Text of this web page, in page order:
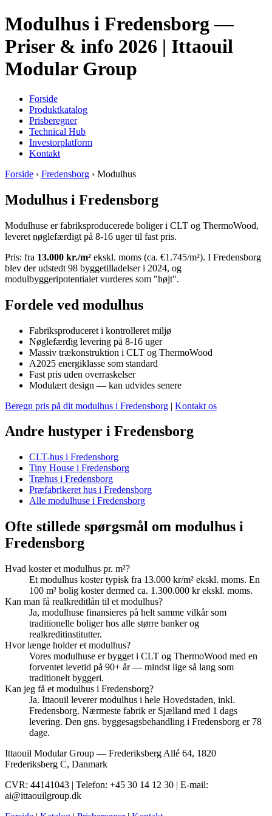
Modulhus i Fredensborg —
Priser & info 2026 | Ittaouil
Modular Group
Forside
Produktkatalog
Prisberegner
Technical Hub
Investorplatform
Kontakt
Forside › Fredensborg › Modulhus
Modulhus i Fredensborg
Modulhuse er fabriksproducerede boliger i CLT og ThermoWood,
leveret nøglefærdigt på 8-16 uger til fast pris.
Pris: fra 13.000 kr./m² ekskl. moms (ca. €1.745/m²). I Fredensborg
blev der udstedt 98 byggetilladelser i 2024, og
modulbyggeripotentialet vurderes som "højt".
Fordele ved modulhus
Fabriksproduceret i kontrolleret miljø
Nøglefærdig levering på 8-16 uger
Massiv trækonstruktion i CLT og ThermoWood
A2025 energiklasse som standard
Fast pris uden overraskelser
Modulært design — kan udvides senere
Beregn pris på dit modulhus i Fredensborg | Kontakt os
Andre hustyper i Fredensborg
CLT-hus i Fredensborg
Tiny House i Fredensborg
Træhus i Fredensborg
Præfabrikeret hus i Fredensborg
Alle modulhuse i Fredensborg
Ofte stillede spørgsmål om modulhus i
Fredensborg
Hvad koster et modulhus pr. m²?
Et modulhus koster typisk fra 13.000 kr/m² ekskl. moms. En
100 m² bolig koster dermed ca. 1.300.000 kr ekskl. moms.
Kan man få realkreditlån til et modulhus?
Ja, modulhuse finansieres på helt samme vilkår som
traditionelle boliger hos alle større banker og
realkreditinstitutter.
Hvor længe holder et modulhus?
Vores modulhuse er bygget i CLT og ThermoWood med en
forventet levetid på 90+ år — mindst lige så lang som
traditionelt byggeri.
Kan jeg få et modulhus i Fredensborg?
Ja. Ittaouil leverer modulhus i hele Hovedstaden, inkl.
Fredensborg. Nærmeste fabrik er Sjælland med 1 dags
levering. Den gns. byggesagsbehandling i Fredensborg er 78
dage.
Ittaouil Modular Group — Frederiksberg Allé 64, 1820
Frederiksberg C, Danmark
CVR: 44141043 | Telefon: +45 30 14 12 30 | E-mail:
ai@ittaouilgroup.dk